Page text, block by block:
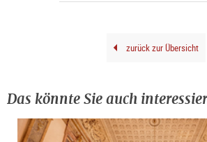
zurück zur Übersicht
Das könnte Sie auch